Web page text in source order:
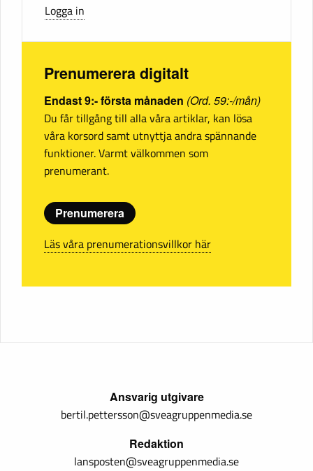
Logga in
Prenumerera digitalt
Endast 9:- första månaden (Ord. 59:-/mån)
Du får tillgång till alla våra artiklar, kan lösa
våra korsord samt utnyttja andra spännande
funktioner. Varmt välkommen som
prenumerant.
Prenumerera
Läs våra prenumerationsvillkor här
Ansvarig utgivare
bertil.pettersson@sveagruppenmedia.se
Redaktion
lansposten@sveagruppenmedia.se